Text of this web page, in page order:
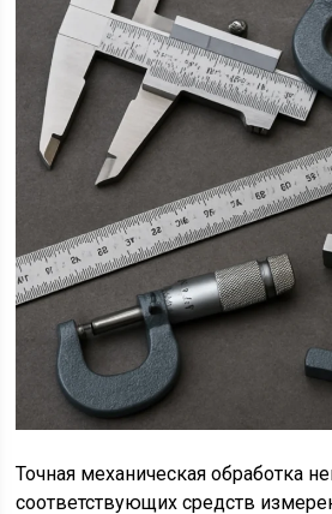
Точная механическая обработка
соответствующих средств